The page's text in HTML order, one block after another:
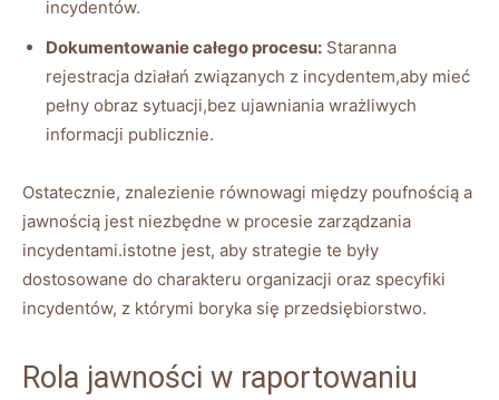
incydentów.
Dokumentowanie całego procesu: Staranna
rejestracja działań związanych z ⁣incydentem,aby⁣ mieć
pełny obraz sytuacji,bez ujawniania wrażliwych⁢
informacji publicznie.
Ostatecznie, znalezienie równowagi między⁣ poufnością a
jawnością jest ​niezbędne ‍w ‌procesie‍ zarządzania
incydentami.istotne jest, aby strategie te były
dostosowane do charakteru organizacji ⁢oraz specyfiki
incydentów, z ‍którymi‌ boryka się​ przedsiębiorstwo.
Rola jawności w raportowaniu